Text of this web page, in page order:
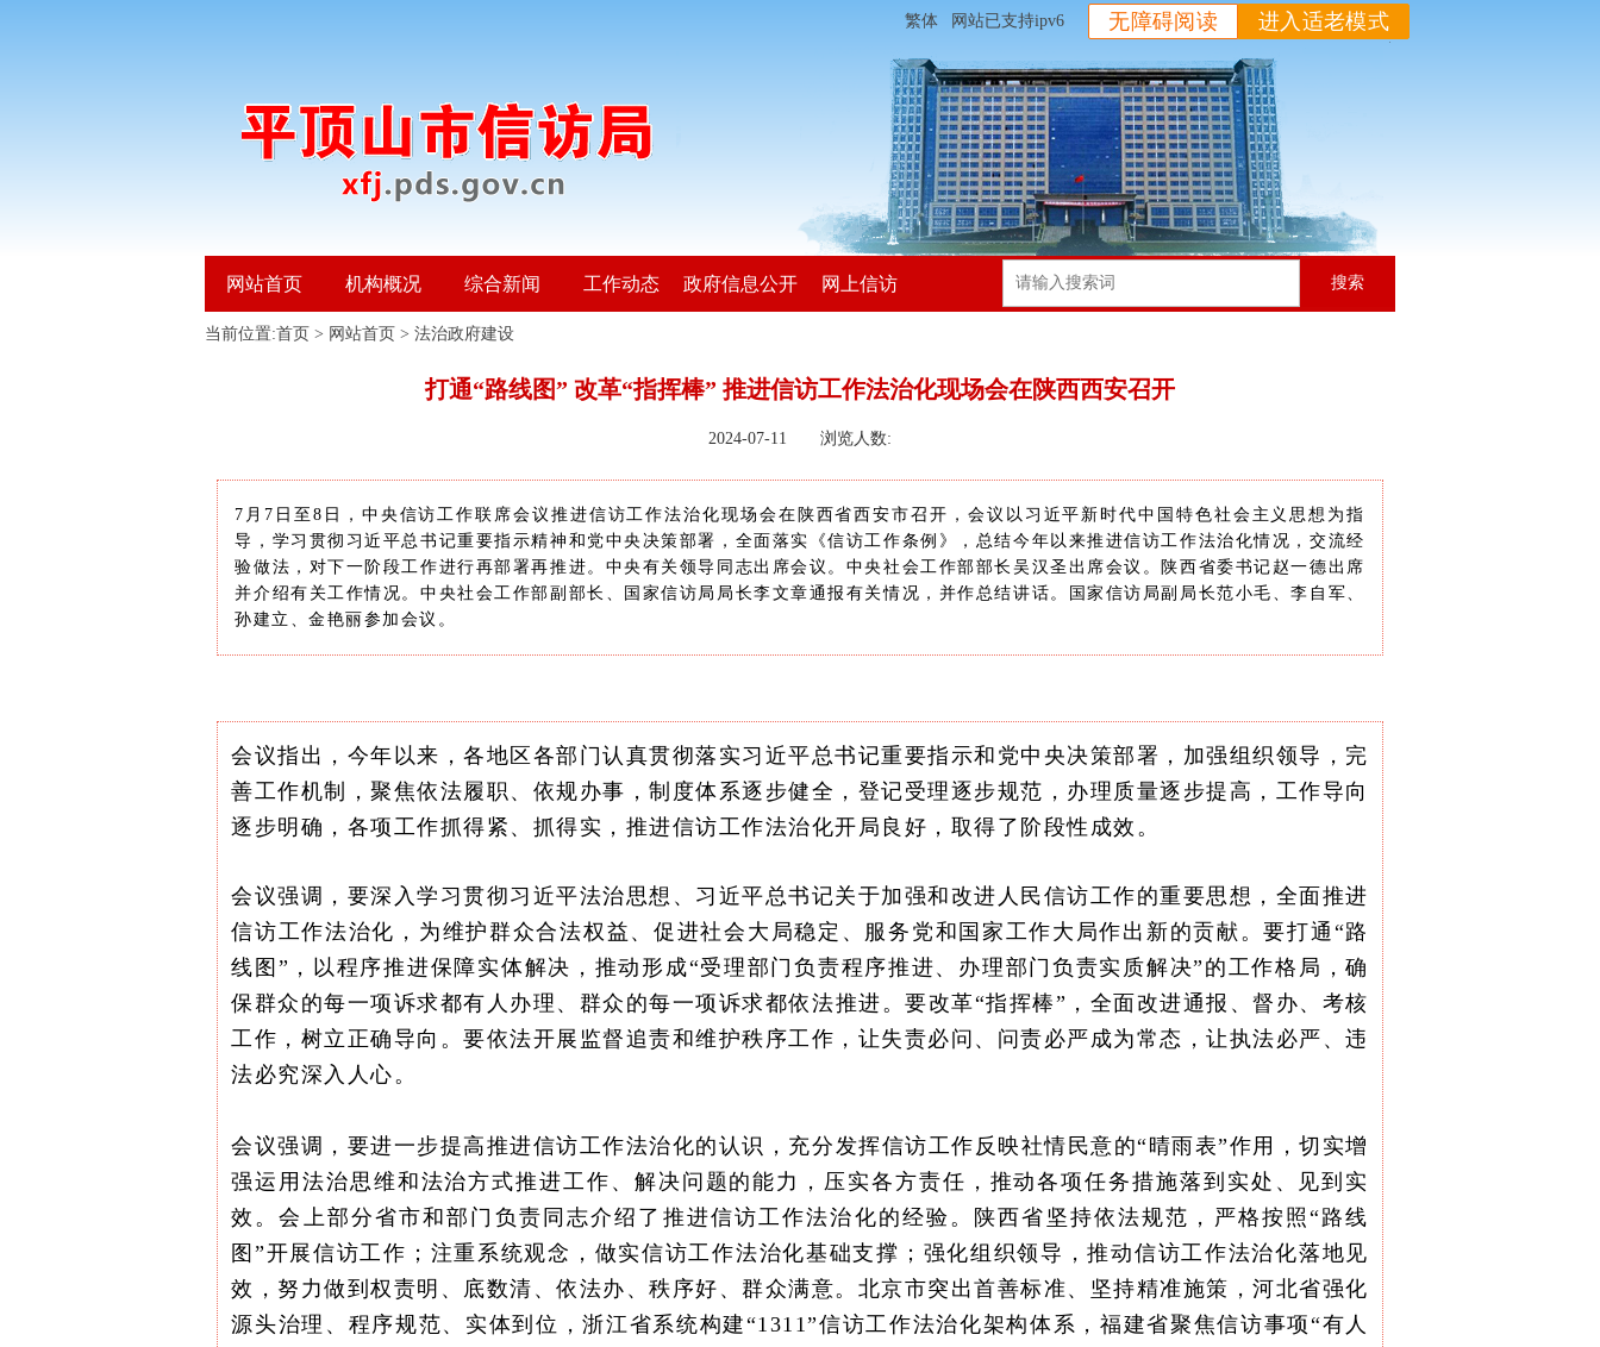
进入适老模式
无障碍阅读
网站已支持ipv6
繁体
网站首页 机构概况 综合新闻 工作动态 政府信息公开 网上信访 搜索
当前位置:首页 > 网站首页 > 法治政府建设
打通“路线图” 改革“指挥棒” 推进信访工作法治化现场会在陕西西安召开
2024-07-11 浏览人数:
7月7日至8日，中央信访工作联席会议推进信访工作法治化现场会在陕西省西安市召开，会议以习近平新时代中国特色社会主义思想为指
导，学习贯彻习近平总书记重要指示精神和党中央决策部署，全面落实《信访工作条例》，总结今年以来推进信访工作法治化情况，交流经
验做法，对下一阶段工作进行再部署再推进。中央有关领导同志出席会议。中央社会工作部部长吴汉圣出席会议。陕西省委书记赵一德出席
并介绍有关工作情况。中央社会工作部副部长、国家信访局局长李文章通报有关情况，并作总结讲话。国家信访局副局长范小毛、李自军、
孙建立、金艳丽参加会议。
会议指出，今年以来，各地区各部门认真贯彻落实习近平总书记重要指示和党中央决策部署，加强组织领导，完
善工作机制，聚焦依法履职、依规办事，制度体系逐步健全，登记受理逐步规范，办理质量逐步提高，工作导向
逐步明确，各项工作抓得紧、抓得实，推进信访工作法治化开局良好，取得了阶段性成效。
会议强调，要深入学习贯彻习近平法治思想、习近平总书记关于加强和改进人民信访工作的重要思想，全面推进
信访工作法治化，为维护群众合法权益、促进社会大局稳定、服务党和国家工作大局作出新的贡献。要打通“路
线图”，以程序推进保障实体解决，推动形成“受理部门负责程序推进、办理部门负责实质解决”的工作格局，确
保群众的每一项诉求都有人办理、群众的每一项诉求都依法推进。要改革“指挥棒”，全面改进通报、督办、考核
工作，树立正确导向。要依法开展监督追责和维护秩序工作，让失责必问、问责必严成为常态，让执法必严、违
法必究深入人心。
会议强调，要进一步提高推进信访工作法治化的认识，充分发挥信访工作反映社情民意的“晴雨表”作用，切实增
强运用法治思维和法治方式推进工作、解决问题的能力，压实各方责任，推动各项任务措施落到实处、见到实
效。会上部分省市和部门负责同志介绍了推进信访工作法治化的经验。陕西省坚持依法规范，严格按照“路线
图”开展信访工作；注重系统观念，做实信访工作法治化基础支撑；强化组织领导，推动信访工作法治化落地见
效，努力做到权责明、底数清、依法办、秩序好、群众满意。北京市突出首善标准、坚持精准施策，河北省强化
源头治理、程序规范、实体到位，浙江省系统构建“1311”信访工作法治化架构体系，福建省聚焦信访事项“有人